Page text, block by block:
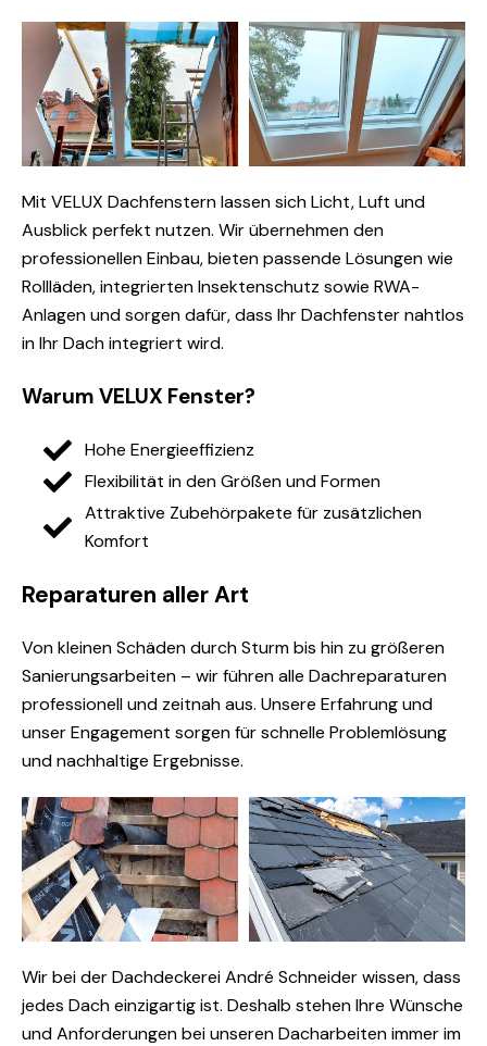
Mit VELUX Dachfenstern lassen sich Licht, Luft und
Ausblick perfekt nutzen. Wir übernehmen den
professionellen Einbau, bieten passende Lösungen wie
Rollläden, integrierten Insektenschutz sowie RWA-
Anlagen und sorgen dafür, dass Ihr Dachfenster nahtlos
in Ihr Dach integriert wird.
Warum VELUX Fenster?
Hohe Energieeffizienz
Flexibilität in den Größen und Formen
Attraktive Zubehörpakete für zusätzlichen
Komfort
Reparaturen aller Art
Von kleinen Schäden durch Sturm bis hin zu größeren
Sanierungsarbeiten – wir führen alle Dachreparaturen
professionell und zeitnah aus. Unsere Erfahrung und
unser Engagement sorgen für schnelle Problemlösung
und nachhaltige Ergebnisse.
Wir bei der Dachdeckerei André Schneider wissen, dass
jedes Dach einzigartig ist. Deshalb stehen Ihre Wünsche
und Anforderungen bei unseren Dacharbeiten immer im